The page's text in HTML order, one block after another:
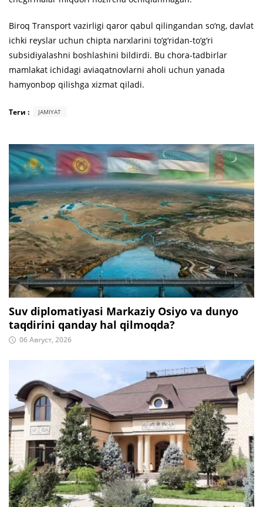
Biroq Transport vazirligi qaror qabul qilingandan so‘ng, davlat
ichki reyslar uchun chipta narxlarini to‘g‘ridan-to‘g‘ri
subsidiyalashni boshlashini bildirdi. Bu chora-tadbirlar
mamlakat ichidagi aviaqatnovlarni aholi uchun yanada
hamyonbop qilishga xizmat qiladi.
Теги : JAMIYAT
Suv diplomatiyasi Markaziy Osiyo va dunyo
taqdirini qanday hal qilmoqda?
06 Август, 2026